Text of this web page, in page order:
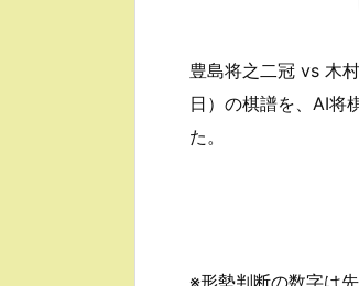
豊島将之二冠 vs 木
日）の棋譜を、AI将
た。